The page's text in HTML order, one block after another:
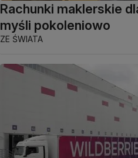
Rachunki maklerskie
myśli pokoleniowo
ZE ŚWIATA